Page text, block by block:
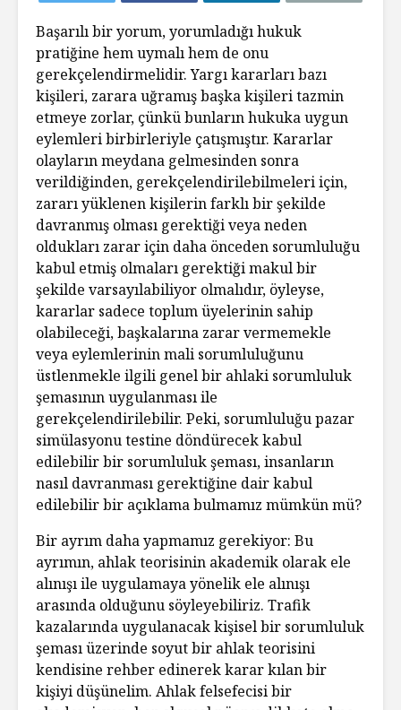
Başarılı bir yorum, yorumladığı hukuk
pratiğine hem uymalı hem de onu
gerekçelendirmelidir. Yargı kararları bazı
kişileri, zarara uğramış başka kişileri tazmin
etmeye zorlar, çünkü bunların hukuka uygun
eylemleri birbirleriyle çatışmıştır. Kararlar
olayların meydana gelmesinden sonra
verildiğinden, gerekçelendirilebilmeleri için,
zararı yüklenen kişilerin farklı bir şekilde
davranmış olması gerektiği veya neden
oldukları zarar için daha önceden sorumluluğu
kabul etmiş olmaları gerektiği makul bir
şekilde varsayılabiliyor olmalıdır, öyleyse,
kararlar sadece toplum üyelerinin sahip
olabileceği, başkalarına zarar vermemekle
veya eylemlerinin mali sorumluluğunu
üstlenmekle ilgili genel bir ahlaki sorumluluk
şemasının uygulanması ile
gerekçelendirilebilir. Peki, sorumluluğu pazar
simülasyonu testine döndürecek kabul
edilebilir bir sorumluluk şeması, insanların
nasıl davranması gerektiğine dair kabul
edilebilir bir açıklama bulmamız mümkün mü?
Bir ayrım daha yapmamız gerekiyor: Bu
ayrımın, ahlak teorisinin akademik olarak ele
alınışı ile uygulamaya yönelik ele alınışı
arasında olduğunu söyleyebiliriz. Trafik
kazalarında uygulanacak kişisel bir sorumluluk
şeması üzerinde soyut bir ahlak teorisini
kendisine rehber edinerek karar kılan bir
kişiyi düşünelim. Ahlak felsefecisi bir